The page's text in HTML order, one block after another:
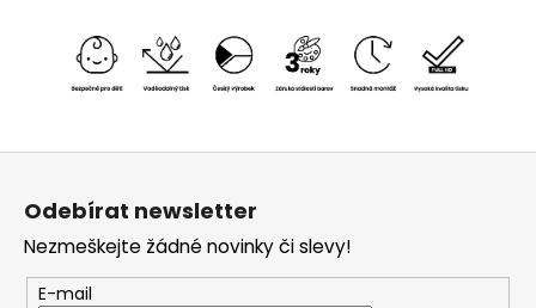
Z
Odebírat newsletter
Nezmeškejte žádné novinky či slevy!
E-mail